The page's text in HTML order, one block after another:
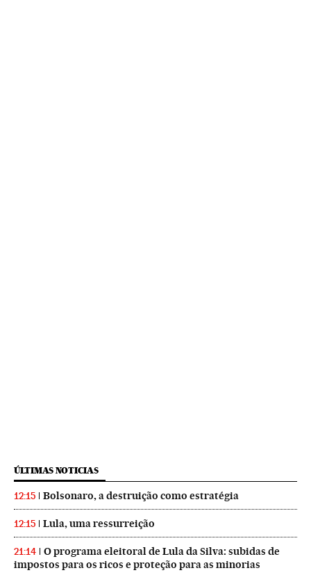
ÚLTIMAS NOTICIAS
12:15 Bolsonaro, a destruição como estratégia
12:15 Lula, uma ressurreição
21:14
O programa eleitoral de Lula da Silva: subidas de
impostos para os ricos e proteção para as minorias